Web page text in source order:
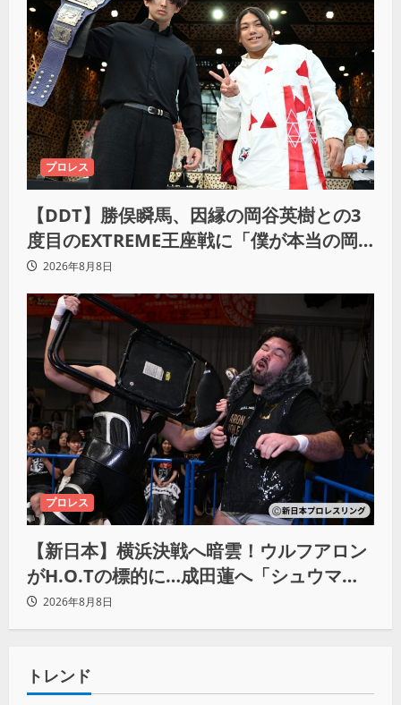
プロレス
【DDT】勝俣瞬馬、因縁の岡谷英樹との3
度目のEXTREME王座戦に「僕が本当の岡
谷英樹を引き出して獲りたい」
2026年8月8日
プロレス
【新日本】横浜決戦へ暗雲！ウルフアロン
がH.O.Tの標的に…成田蓮へ「シュウマイ
にしてやる」と怒り爆発
2026年8月8日
トレンド